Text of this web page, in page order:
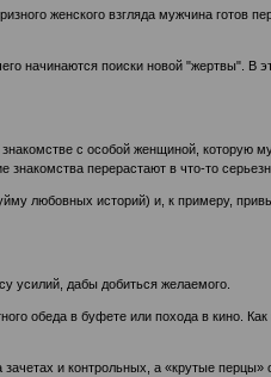
женского взгляда мужчина готов
начинаются поиски новой "жертвы". В
с особой женщиной, которую
знакомства перерастают в что-то
любовных историй) и, к примеру,
усилий, дабы добиться желаемого.
обеда в буфете или похода в кино.
и контрольных, а «крутые